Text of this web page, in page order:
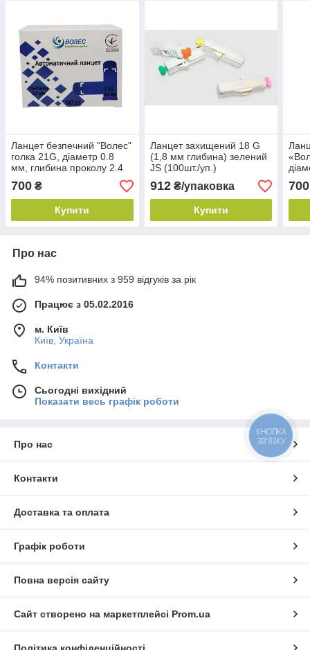
Ланцет безпечний "Волес"
голка 21G, діаметр 0.8
мм, глибина проколу 2.4
мм, стерильний (100 шт./
уп.)
700 ₴
Купити
Ланцет захищений 18 G
(1,8 мм глибина) зелений
JS (100шт./уп.)
912₴/упаковка
Купити
700
Про нас
94% позитивних з 959 відгуків за рік
Працює з 05.02.2016
м. Київ
Київ, Україна
Контакти
Сьогодні вихідний
Показати весь графік роботи
Про нас
Контакти
Доставка та оплата
Графік роботи
Повна версія сайту
Сайт створено на маркетплейсі Prom.ua
КНОПКА
ЗВ'ЯЗКУ